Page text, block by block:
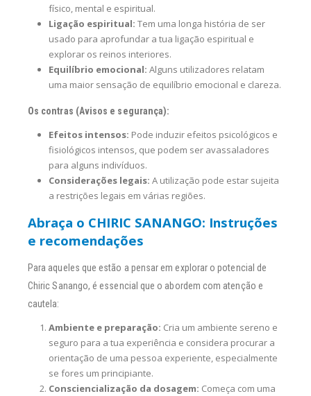
físico, mental e espiritual.
Ligação espiritual: Tem uma longa história de ser
usado para aprofundar a tua ligação espiritual e
explorar os reinos interiores.
Equilíbrio emocional: Alguns utilizadores relatam
uma maior sensação de equilíbrio emocional e clareza.
Os contras (Avisos e segurança):
Efeitos intensos: Pode induzir efeitos psicológicos e
fisiológicos intensos, que podem ser avassaladores
para alguns indivíduos.
Considerações legais: A utilização pode estar sujeita
a restrições legais em várias regiões.
Abraça o CHIRIC SANANGO: Instruções
e recomendações
Para aqueles que estão a pensar em explorar o potencial de
Chiric Sanango, é essencial que o abordem com atenção e
cautela:
Ambiente e preparação: Cria um ambiente sereno e
seguro para a tua experiência e considera procurar a
orientação de uma pessoa experiente, especialmente
se fores um principiante.
Consciencialização da dosagem: Começa com uma